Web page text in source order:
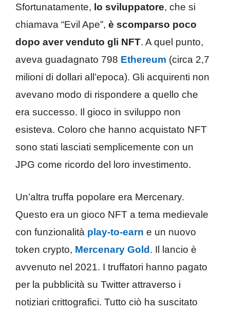
Sfortunatamente, lo sviluppatore, che si
chiamava “Evil Ape”, è scomparso poco
dopo aver venduto gli NFT. A quel punto,
aveva guadagnato 798 Ethereum (circa 2,7
milioni di dollari all’epoca). Gli acquirenti non
avevano modo di rispondere a quello che
era successo. Il gioco in sviluppo non
esisteva. Coloro che hanno acquistato NFT
sono stati lasciati semplicemente con un
JPG come ricordo del loro investimento.
Un’altra truffa popolare era Mercenary.
Questo era un gioco NFT a tema medievale
con funzionalità play-to-earn e un nuovo
token crypto, Mercenary Gold . Il lancio è
avvenuto nel 2021. I truffatori hanno pagato
per la pubblicità su Twitter attraverso i
notiziari crittografici. Tutto ciò ha suscitato